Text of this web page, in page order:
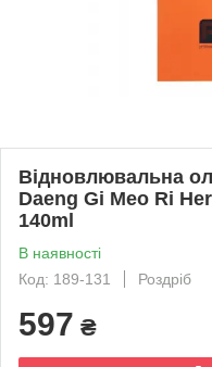
Відновлювальна
Daeng Gi Meo Ri
140ml
В наявності
Код: 189-131
Роздріб
597 ₴